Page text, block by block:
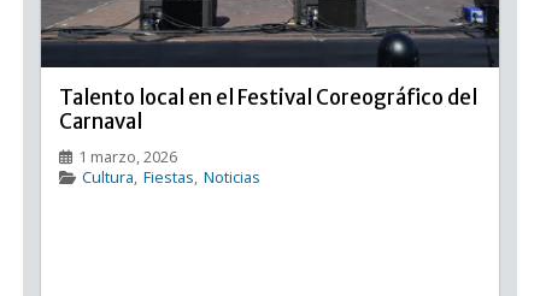
Talento local en el Festival Coreográfico del
Carnaval
1 marzo, 2026
Cultura, Fiestas, Noticias